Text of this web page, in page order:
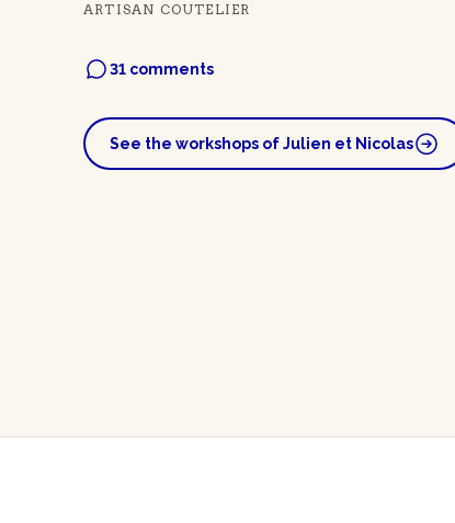
ARTISAN COUTELIER
31 comments
See the workshops of Julien et Nicolas